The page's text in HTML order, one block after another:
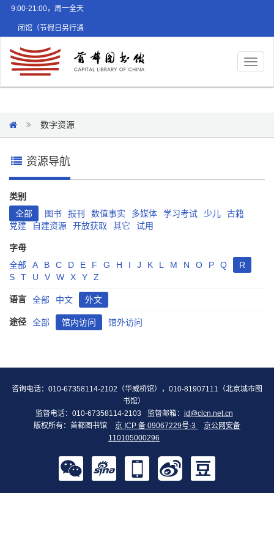
9:00-21:00，周一全天
闭馆（节假日另行通
数字资源
资源导航
类别
全部
图书 报刊 数值事实 多媒体 学习考试 少儿
古籍
党建
自建资源 开放获取 其它 试用
字母
全部
A B C D E F G H I J K L M N O P Q
R
S
T U V W X Y Z
语言 全部 中文 外文
途径 全部 馆内访问 馆外访问
咨询电话：010-67358114-2102（华威桥馆），010-81907111（北京城市图
书馆）
监督电话：010-67358114-2103
监督邮箱： jd@clcn.net.cn
版权所有：首都图书馆
京 ICP 备 09067229号-3
京公网安备
110105000296